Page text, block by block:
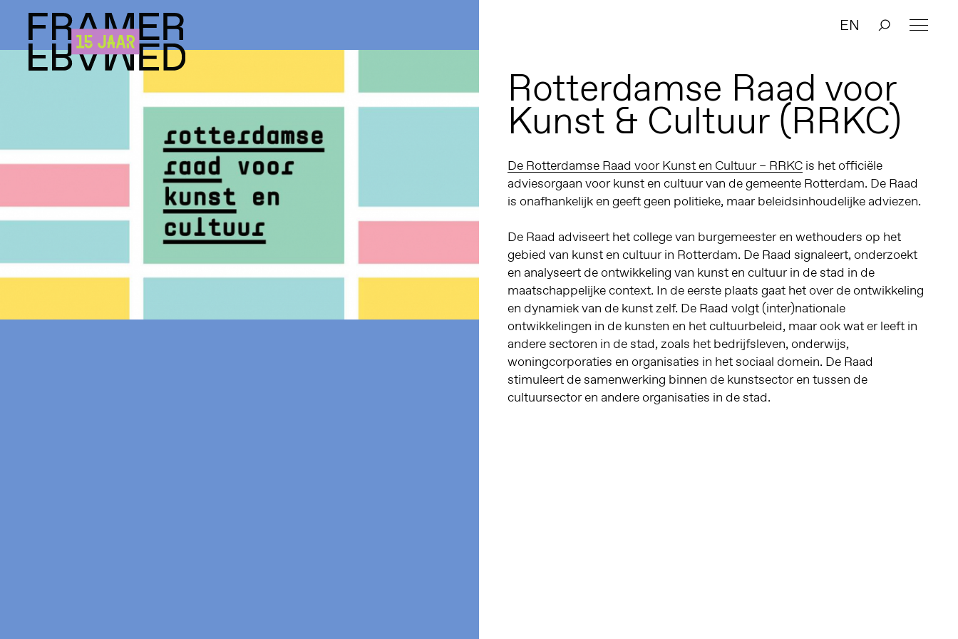
EN
Rotterdamse Raad voor
Kunst & Cultuur (RRKC)
De Rotterdamse Raad voor Kunst en Cultuur – RRKC is het officiële
adviesorgaan voor kunst en cultuur van de gemeente Rotterdam. De Raad
is onafhankelijk en geeft geen politieke, maar beleidsinhoudelijke adviezen.
De Raad adviseert het college van burgemeester en wethouders op het
gebied van kunst en cultuur in Rotterdam. De Raad signaleert, onderzoekt
en analyseert de ontwikkeling van kunst en cultuur in de stad in de
maatschappelijke context. In de eerste plaats gaat het over de ontwikkeling
en dynamiek van de kunst zelf. De Raad volgt (inter)nationale
ontwikkelingen in de kunsten en het cultuurbeleid, maar ook wat er leeft in
andere sectoren in de stad, zoals het bedrijfsleven, onderwijs,
woningcorporaties en organisaties in het sociaal domein. De Raad
stimuleert de samenwerking binnen de kunstsector en tussen de
cultuursector en andere organisaties in de stad.